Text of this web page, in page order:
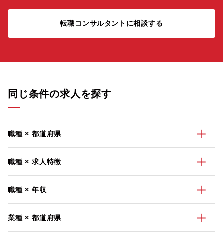
転職コンサルタントに相談する
同じ条件の求人を探す
職種 × 都道府県
職種 × 求人特徴
職種 × 年収
業種 × 都道府県